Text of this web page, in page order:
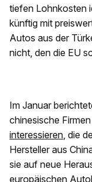
tiefen Lohnkosten
künftig mit
Autos aus der
nicht, den die EU
Im Januar
chinesische Firmen
interessieren , die
Hersteller aus
sie auf neue
europäischen